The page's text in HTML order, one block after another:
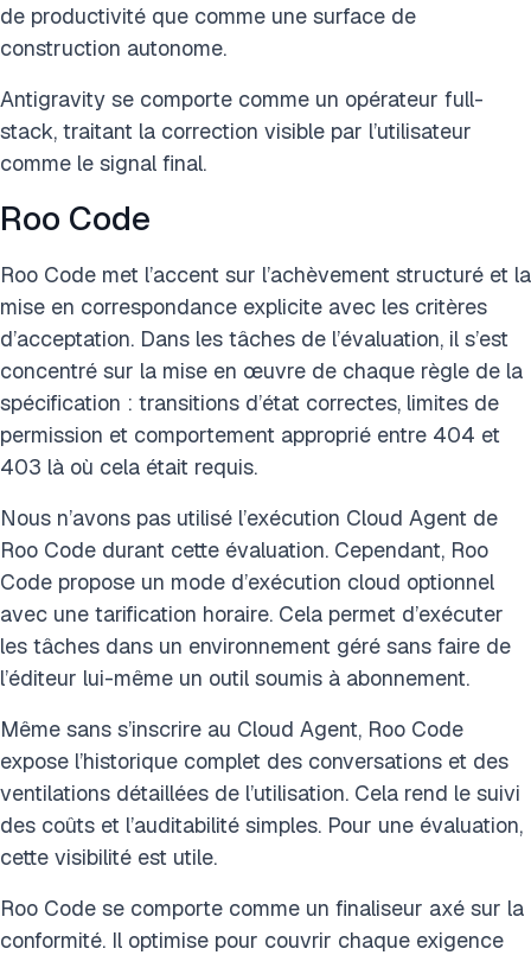
de productivité que comme une surface de
construction autonome.
Antigravity se comporte comme un opérateur full-
stack, traitant la correction visible par l’utilisateur
comme le signal final.
Roo Code
Roo Code met l’accent sur l’achèvement structuré et la
mise en correspondance explicite avec les critères
d’acceptation. Dans les tâches de l’évaluation, il s’est
concentré sur la mise en œuvre de chaque règle de la
spécification : transitions d’état correctes, limites de
permission et comportement approprié entre 404 et
403 là où cela était requis.
Nous n’avons pas utilisé l’exécution Cloud Agent de
Roo Code durant cette évaluation. Cependant, Roo
Code propose un mode d’exécution cloud optionnel
avec une tarification horaire. Cela permet d’exécuter
les tâches dans un environnement géré sans faire de
l’éditeur lui-même un outil soumis à abonnement.
Même sans s’inscrire au Cloud Agent, Roo Code
expose l’historique complet des conversations et des
ventilations détaillées de l’utilisation. Cela rend le suivi
des coûts et l’auditabilité simples. Pour une évaluation,
cette visibilité est utile.
Roo Code se comporte comme un finaliseur axé sur la
conformité. Il optimise pour couvrir chaque exigence